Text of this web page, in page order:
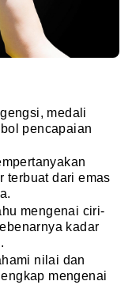
medali
pencapaian
terbuat dari emas
mengenai ciri-
kadar
nilai dan
mengenai